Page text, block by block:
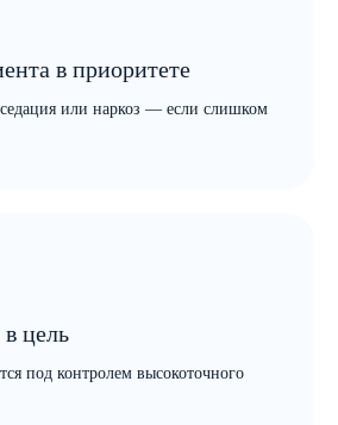
в приоритете
седация или наркоз — если слишком
цель
под контролем высокоточного